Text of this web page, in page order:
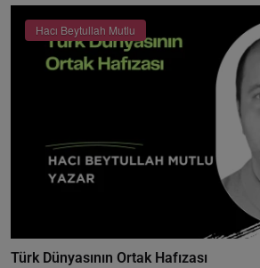
Hacı Beytullah Mutlu
Türk Dünyasının Ortak Hafızası